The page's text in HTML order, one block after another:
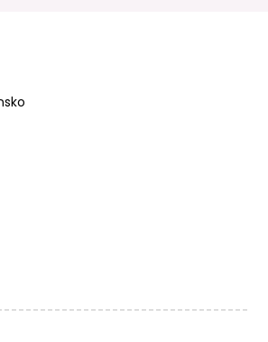
Zmrzlina
prívesku Ovocie